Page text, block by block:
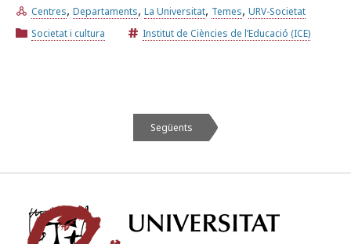
Centres, Departaments, La Universitat, Temes, URV-Societat
Societat i cultura
Institut de Ciències de l’Educació (ICE)
Següents